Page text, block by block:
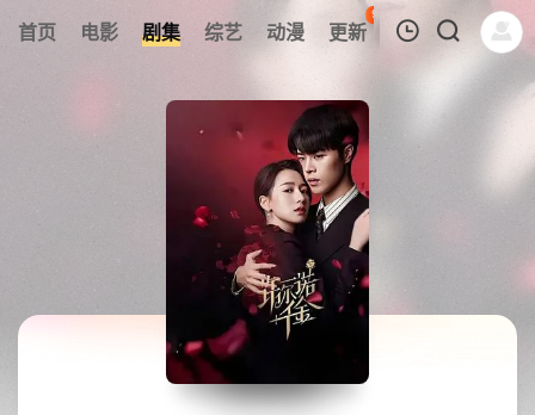
首页 电影 剧集 综艺 动漫 更新
96
热榜 APP
暂无观看影片的记录